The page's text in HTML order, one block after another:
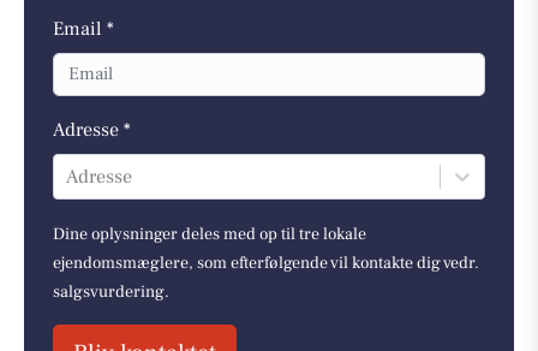
Email *
Adresse *
Adresse
Dine oplysninger deles med op til tre lokale
ejendomsmæglere, som efterfølgende vil kontakte dig vedr.
salgsvurdering.